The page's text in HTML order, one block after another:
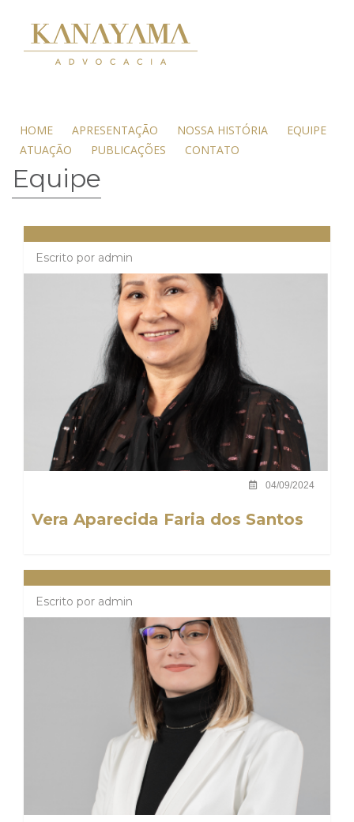
HOME APRESENTAÇÃO NOSSA HISTÓRIA
EQUIPE
ATUAÇÃO
PUBLICAÇÕES CONTATO
Equipe
Escrito por admin
04/09/2024
Vera Aparecida Faria dos Santos
Escrito por admin